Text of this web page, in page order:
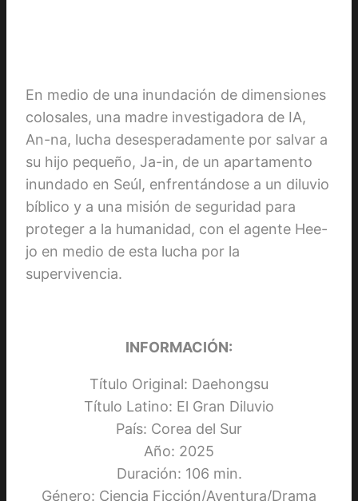
En medio de una inundación de dimensiones
colosales, una madre investigadora de IA,
An-na, lucha desesperadamente por salvar a
su hijo pequeño, Ja-in, de un apartamento
inundado en Seúl, enfrentándose a un diluvio
bíblico y a una misión de seguridad para
proteger a la humanidad, con el agente Hee-
jo en medio de esta lucha por la
supervivencia.
INFORMACIÓN:
Título Original: Daehongsu
Título Latino: El Gran Diluvio
País: Corea del Sur
Año: 2025
Duración: 106 min.
Género: Ciencia Ficción/Aventura/Drama